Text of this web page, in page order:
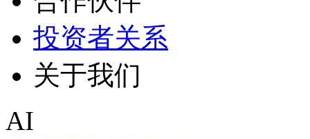
投资者关系
关于我们
AI